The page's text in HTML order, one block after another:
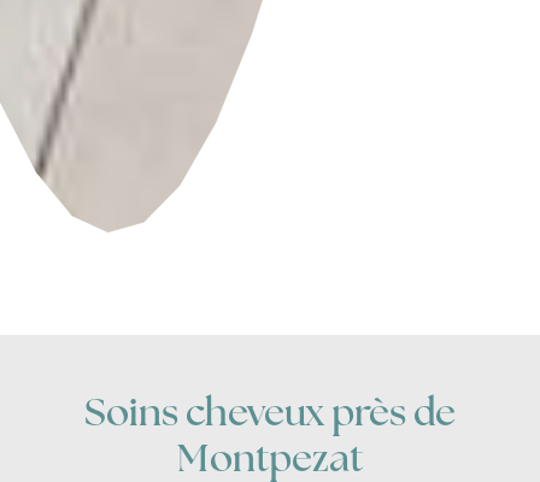
Soins cheveux près de
Montpezat